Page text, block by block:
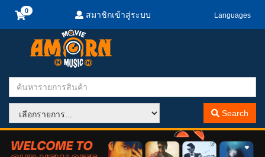
สมาชิกเข้าสู่ระบบ Languages
Search